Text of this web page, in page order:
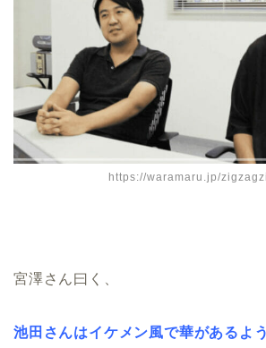
https://waramaru.jp/
宮澤さん曰く、
池田さんはイケメン風で華があるよ